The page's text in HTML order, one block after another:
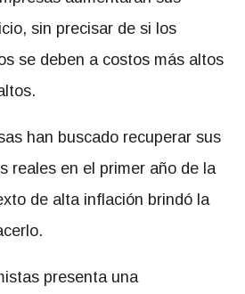
sin precisar de si los
se deben a costos más altos
han buscado recuperar sus
reales en el primer año de la
de alta inflación brindó la
presenta una